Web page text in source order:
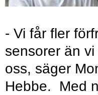
- Vi får fler
sensorer än
oss, säger
Hebbe. Med